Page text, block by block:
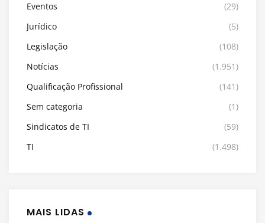
Eventos
(29)
Jurídico
(5)
Legislação
(108)
Notícias
(1.951)
Qualificação Profissional
(141)
Sem categoria
(1)
Sindicatos de TI
(59)
TI
(1.498)
MAIS LIDAS